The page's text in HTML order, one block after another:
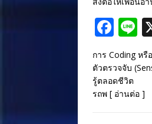
F
ac
e
b
o
Li
n
e
การ Coding ห
ตัวตรวจจับ
รู้ตลอดชีวิต สำ
รถพ [ อ่านต่อ ]